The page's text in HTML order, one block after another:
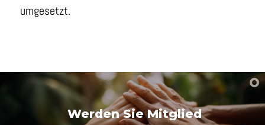
umgesetzt.
Werden Sie Mitglied